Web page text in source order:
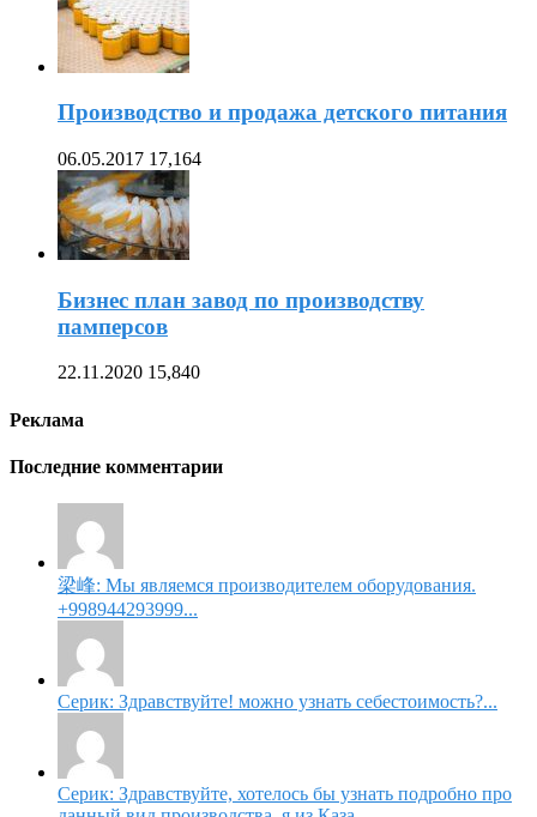
Производство и продажа детского питания
06.05.2017 17,164
Бизнес план завод по производству
памперсов
22.11.2020 15,840
Реклама
Последние комментарии
梁峰: Мы являемся производителем оборудования.
+998944293999...
Серик: Здравствуйте! можно узнать себестоимость?...
Серик: Здравствуйте, хотелось бы узнать подробно про